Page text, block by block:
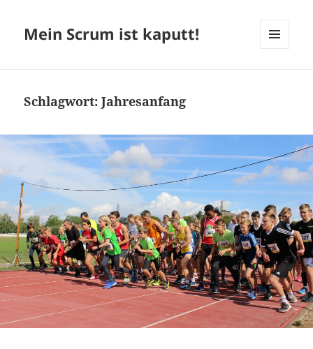
Mein Scrum ist kaputt!
Schlagwort:Jahresanfang